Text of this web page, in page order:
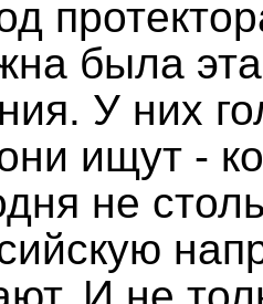
была
У них
ищут -
не